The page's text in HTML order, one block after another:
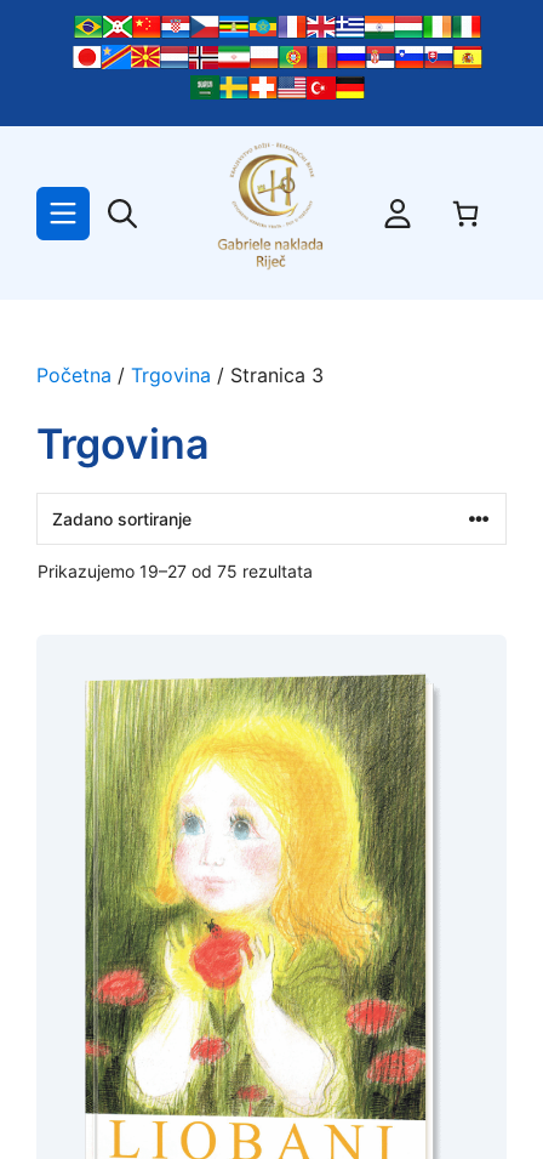
Preskoči
Početna / Trgovina / Stranica 3
Trgovina
Prikazujemo 19–27 od 75 rezultata